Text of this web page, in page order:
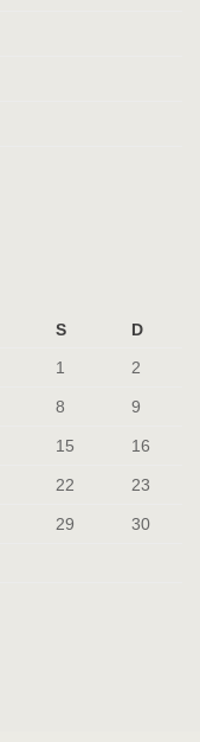
S
D
1
2
8 9
15 16
22 23
29 30